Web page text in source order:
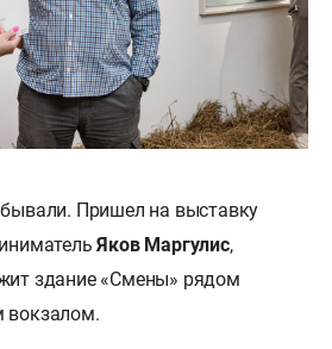
Пришел на выставку
Яков Маргулис,
здание «Смены» рядом
вокзалом.